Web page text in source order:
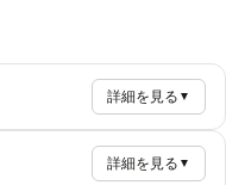
詳細を見る ▼
詳細を見る ▼